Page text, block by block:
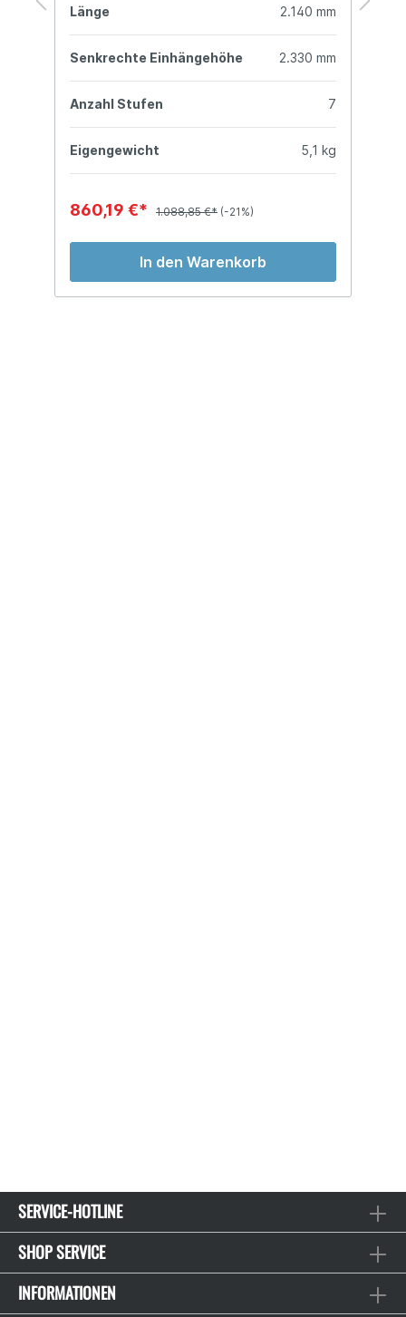
Länge 2.140 mm
Senkrechte Einhängehöhe 2.330 mm
Anzahl Stufen 7
Eigengewicht 5,1 kg
860,19 €* 1.088,85 €* (-21%)
In den Warenkorb
SERVICE-HOTLINE
SHOP SERVICE
INFORMATIONEN